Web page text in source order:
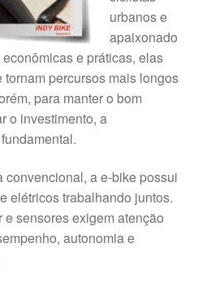
urbanos e
apaixonado
e práticas, elas
percursos mais longos
para manter o bom
o investimento, a
convencional, a e-bike possui
elétricos trabalhando juntos.
e sensores exigem atenção
autonomia e